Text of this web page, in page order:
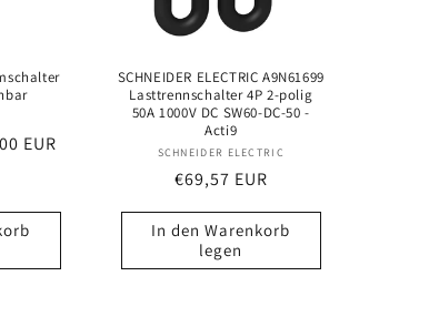
EUR
SCHNEIDER ELECTRIC A9N61699
Lasttrennschalter 4P 2-polig
50A 1000V DC SW60-DC-50 -
Acti9
Anbieter:
SCHNEIDER ELECTRIC
Normaler
€69,57 EUR
In den Warenkorb
legen